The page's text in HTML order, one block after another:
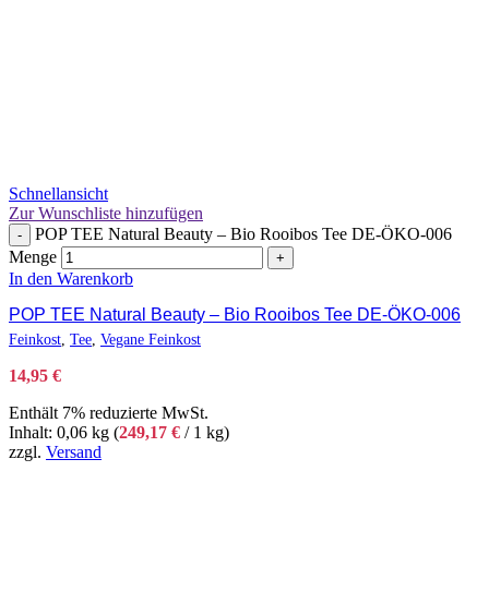
Schnellansicht
Zur Wunschliste hinzufügen
-
POP TEE Natural Beauty – Bio Rooibos Tee DE-ÖKO-006
Menge
+
In den Warenkorb
POP TEE Natural Beauty – Bio Rooibos Tee DE-ÖKO-006
Feinkost Tee Vegane Feinkost
14,95 €
Enthält 7% reduzierte MwSt.
Inhalt: 0,06 kg (249,17 € / 1 kg)
zzgl. Versand